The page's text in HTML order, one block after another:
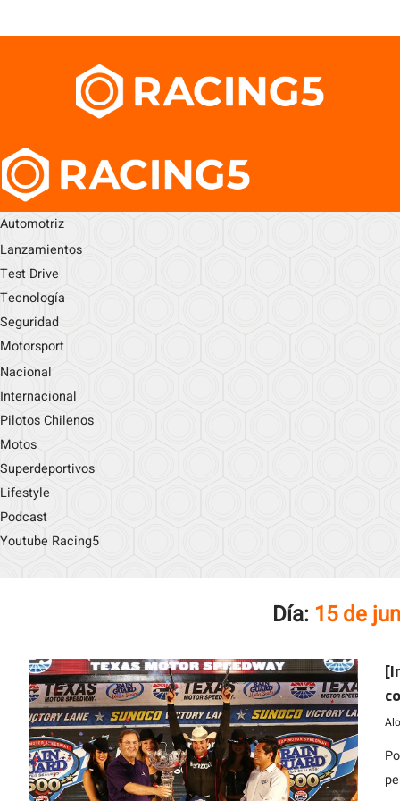
Automotriz
Lanzamientos
Test Drive
Tecnología
Seguridad
Motorsport
Nacional
Internacional
Pilotos Chilenos
Motos
Superdeportivos
Lifestyle
Podcast
Youtube Racing5
Día: 15 de